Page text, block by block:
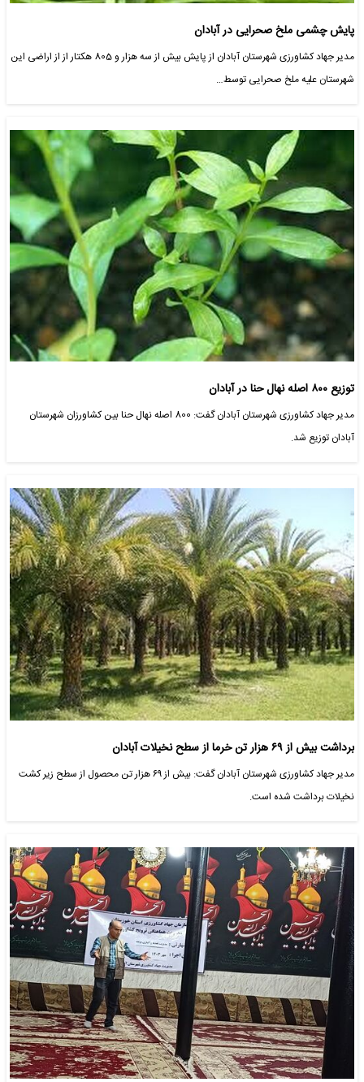
پایش چشمی ملخ صحرایی در آبادان
مدیر جهاد کشاورزی شهرستان آبادان از پایش بیش از سه هزار و 805 هکتار از از اراضی این
شهرستان علیه ملخ صحرایی توسط…
توزیع ۸۰۰ اصله نهال حنا در آبادان
مدیر جهاد کشاورزی شهرستان آبادان گفت: 800 اصله نهال حنا بین کشاورزان شهرستان
آبادان توزیع شد.
برداشت بیش از ۶۹ هزار تن خرما از سطح نخیلات آبادان
مدیر جهاد کشاورزی شهرستان آبادان گفت: بیش از ۶۹ هزار تن محصول از سطح زیر کشت
نخیلات برداشت شده است.